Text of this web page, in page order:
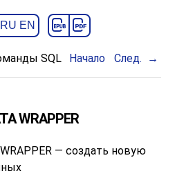
RU EN
SQL Начало След.
WRAPPER
WRAPPER — создать новую